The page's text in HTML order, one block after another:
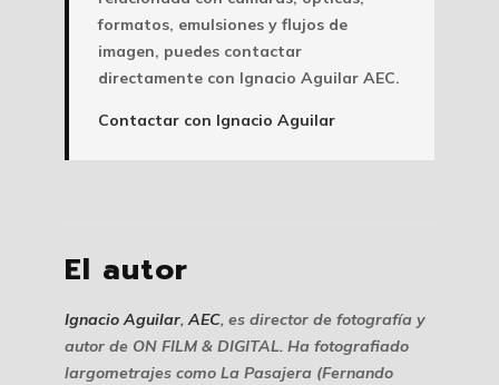
formatos, emulsiones y flujos de
imagen, puedes contactar
directamente con Ignacio Aguilar AEC.
Contactar con Ignacio Aguilar
El autor
Ignacio Aguilar,AEC, es director de fotografía y
autor de ON FILM & DIGITAL. Ha fotografiado
largometrajes como La Pasajera (Fernando